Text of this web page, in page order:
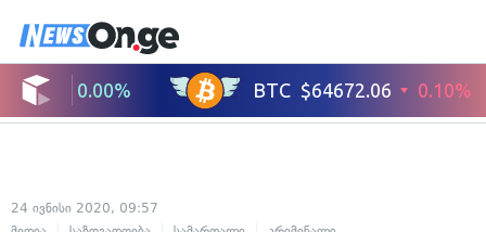
24 ივნისი 2020, 09:57